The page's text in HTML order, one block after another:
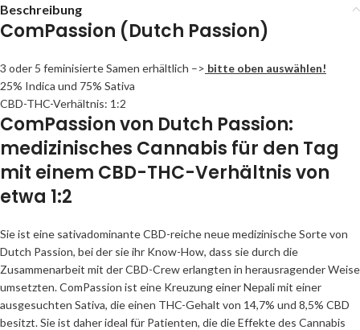
Beschreibung
ComPassion (Dutch Passion)
3 oder 5 feminisierte Samen erhältlich –> bitte oben auswählen!
25% Indica und 75% Sativa
CBD-THC-Verhältnis: 1:2
ComPassion von Dutch Passion:
medizinisches Cannabis für den Tag
mit einem CBD-THC-Verhältnis von
etwa 1:2
Sie ist eine sativadominante CBD-reiche neue medizinische Sorte von
Dutch Passion, bei der sie ihr Know-How, dass sie durch die
Zusammenarbeit mit der CBD-Crew erlangten in herausragender Weise
umsetzten. ComPassion ist eine Kreuzung einer Nepali mit einer
ausgesuchten Sativa, die einen THC-Gehalt von 14,7% und 8,5% CBD
besitzt. Sie ist daher ideal für Patienten, die die Effekte des Cannabis